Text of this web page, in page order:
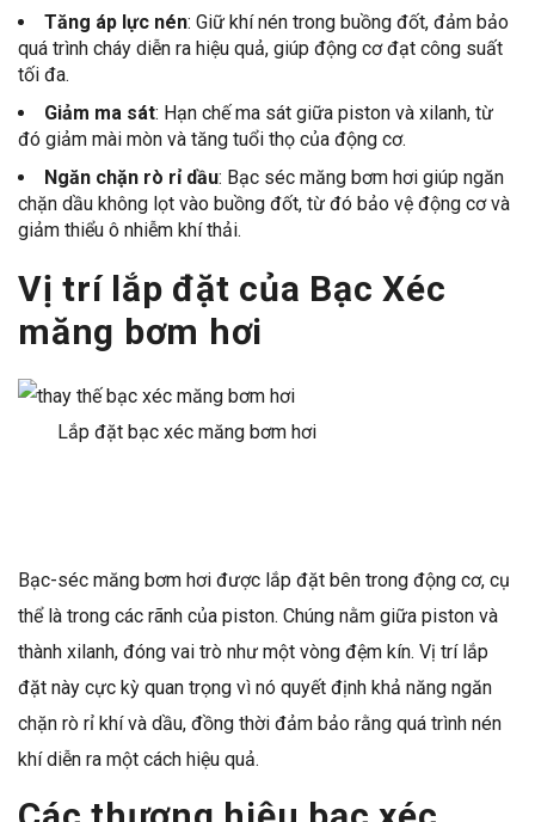
Tăng áp lực nén: Giữ khí nén trong buồng đốt, đảm bảo
quá trình cháy diễn ra hiệu quả, giúp động cơ đạt công suất
tối đa.
Giảm ma sát: Hạn chế ma sát giữa piston và xilanh, từ
đó giảm mài mòn và tăng tuổi thọ của động cơ.
Ngăn chặn rò rỉ dầu: Bạc séc măng bơm hơi giúp ngăn
chặn dầu không lọt vào buồng đốt, từ đó bảo vệ động cơ và
giảm thiểu ô nhiễm khí thải.
Vị trí lắp đặt của Bạc Xéc
măng bơm hơi
Lắp đặt bạc xéc măng bơm hơi
Bạc-séc măng bơm hơi được lắp đặt bên trong động cơ, cụ
thể là trong các rãnh của piston. Chúng nằm giữa piston và
thành xilanh, đóng vai trò như một vòng đệm kín. Vị trí lắp
đặt này cực kỳ quan trọng vì nó quyết định khả năng ngăn
chặn rò rỉ khí và dầu, đồng thời đảm bảo rằng quá trình nén
khí diễn ra một cách hiệu quả.